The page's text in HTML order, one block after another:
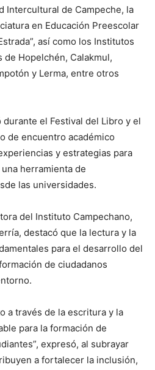
Intercultural de Campeche, la
en Educación Preescolar
así como los Institutos
Hopelchén, Calakmul,
y Lerma, entre otros
el Festival del Libro y el
de encuentro académico
y estrategias para
herramienta de
las universidades.
del Instituto Campechano,
destacó que la lectura y la
para el desarrollo del
de ciudadanos
a través de la escritura y la
para la formación de
expresó, al subrayar
a fortalecer la inclusión,